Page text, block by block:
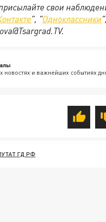
свои
", "Одноклассники
новостях и важнейших событиях
ГД РФ